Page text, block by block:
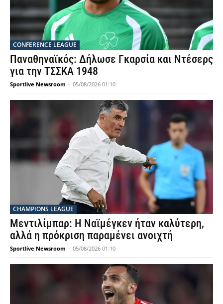
CONFERENCE LEAGUE
Παναθηναϊκός: Δήλωσε Γκαρσία και Ντέσερς
για την ΤΣΣΚΑ 1948
Sportlive Newsroom - 05/08/2026 01:10
CHAMPIONS LEAGUE
Μεντιλίμπαρ: Η Ναϊμέγκεν ήταν καλύτερη,
αλλά η πρόκριση παραμένει ανοιχτή
Sportlive Newsroom - 05/08/2026 01:10